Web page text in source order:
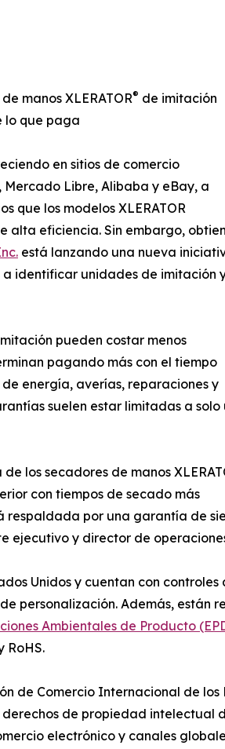
manos XLERATOR® de imitación
lo que paga
en sitios de comercio
Mercado Libre, Alibaba y eBay, a
que los modelos XLERATOR
alta eficiencia. Sin embargo,
está lanzando una nueva
identificar unidades de imitación
pueden costar menos
pagando más con el tiempo
energía, averías, reparaciones y
suelen estar limitadas a solo
los secadores de manos
con tiempos de secado más
respaldada por una garantía de
ejecutivo y director de
Unidos y cuentan con
personalización. Además, están
Ambientales de Producto
RoHS.
de Comercio Internacional de
de propiedad intelectual
electrónico y canales